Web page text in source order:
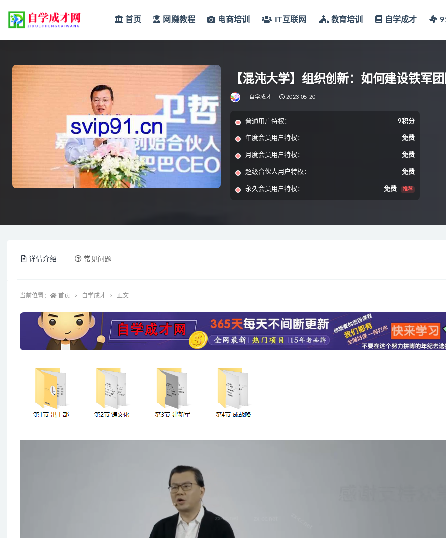
首页 网赚教程 电商培训 IT互联网 教育培训 自学成才
【混沌大学】组织创新：如何建设铁军
自学成才 2023-05-20
普通用户特权： 9积分
年度会员用户特权： 免费
月度会员用户特权： 免费
超级合伙人用户特权： 免费
永久会员用户特权： 免费 推荐
详情介绍 常见问题
当前位置： 首页 自学成才 正文